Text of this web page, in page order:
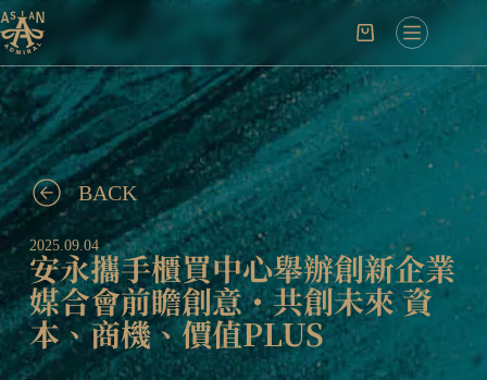
BACK
2025.09.04
安永攜手櫃買中心舉辦創新企業
媒合會前瞻創意・共創未來 資
本、商機、價值PLUS